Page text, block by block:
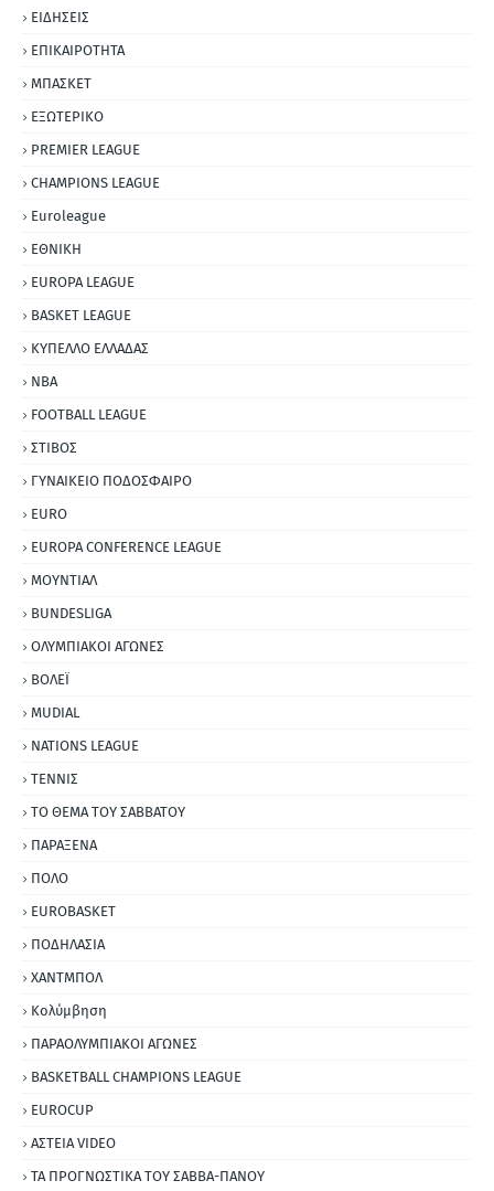
ΕΙΔΗΣΕΙΣ
ΕΠΙΚΑΙΡΟΤΗΤΑ
ΜΠΑΣΚΕΤ
ΕΞΩΤΕΡΙΚΟ
PREMIER LEAGUE
CHAMPIONS LEAGUE
Euroleague
ΕΘΝΙΚΗ
EUROPA LEAGUE
BASKET LEAGUE
ΚΥΠΕΛΛΟ ΕΛΛΑΔΑΣ
NBA
FOOTBALL LEAGUE
ΣΤΙΒΟΣ
ΓΥΝΑΙΚΕΙΟ ΠΟΔΟΣΦΑΙΡΟ
EURO
EUROPA CONFERENCE LEAGUE
ΜΟΥΝΤΙΑΛ
BUNDESLIGA
ΟΛΥΜΠΙΑΚΟΙ ΑΓΩΝΕΣ
ΒΟΛΕΪ
MUDIAL
NATIONS LEAGUE
ΤΕΝΝΙΣ
ΤΟ ΘΕΜΑ ΤΟΥ ΣΑΒΒΑΤΟΥ
ΠΑΡΑΞΕΝΑ
ΠΟΛΟ
EUROBASKET
ΠΟΔΗΛΑΣΙΑ
ΧΑΝΤΜΠΟΛ
Κολύμβηση
ΠΑΡΑΟΛΥΜΠΙΑΚΟΙ ΑΓΩΝΕΣ
BASKETBALL CHAMPIONS LEAGUE
EUROCUP
ΑΣΤΕΙΑ VIDEO
ΤΑ ΠΡΟΓΝΩΣΤΙΚΑ ΤΟΥ ΣΑΒΒΑ-ΠΑΝΟΥ